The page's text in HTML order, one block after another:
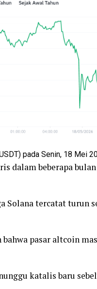
pada Senin, 18 Mei
dalam beberapa
Solana tercatat turun
pasar altcoin
katalis baru